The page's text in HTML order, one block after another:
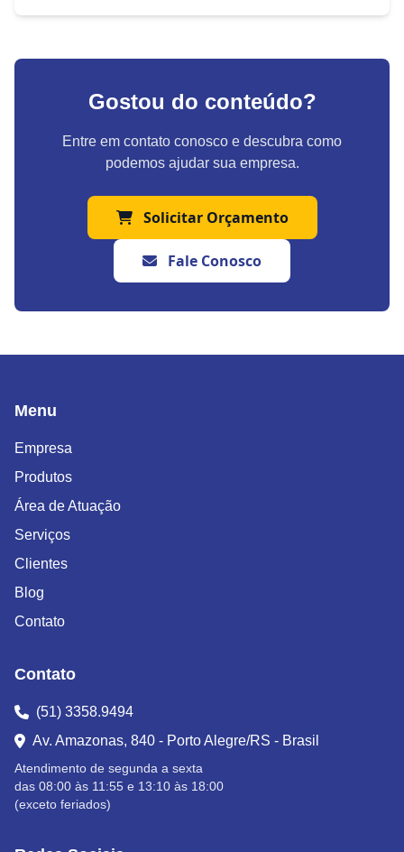
Gostou do conteúdo?
Entre em contato conosco e descubra como
podemos ajudar sua empresa.
Solicitar Orçamento
Fale Conosco
Menu
Empresa
Produtos
Área de Atuação
Serviços
Clientes
Blog
Contato
Contato
(51) 3358.9494
Av. Amazonas, 840 - Porto Alegre/RS - Brasil
Atendimento de segunda a sexta
das 08:00 às 11:55 e 13:10 às 18:00
(exceto feriados)